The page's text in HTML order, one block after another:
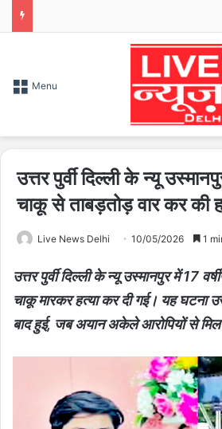
Menu
उत्तर पुर्वी दिल्ली के न्यू
चाकू से ताबड़तोड़ वार कर की
Live News Delhi 10/05/2026 1
उत्तर पुर्वी दिल्ली के न्यू उस्मानपुर में 17
चाकू मारकर हत्या कर दी गई। यह
बाद हुई, जब अयान अकेले आरोपियों से